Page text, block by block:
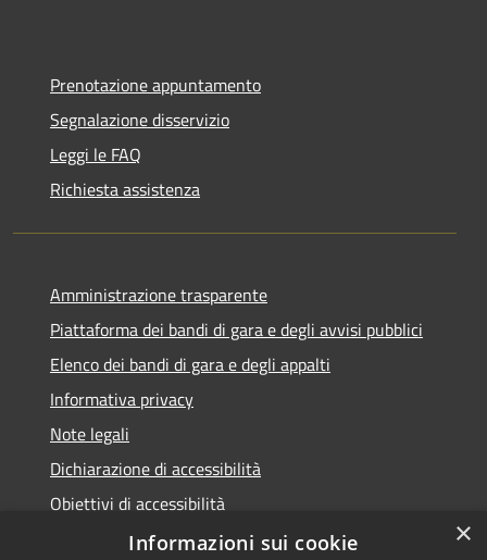
Prenotazione appuntamento
Segnalazione disservizio
Leggi le FAQ
Richiesta assistenza
Amministrazione trasparente
Piattaforma dei bandi di gara e degli avvisi pubblici
Elenco dei bandi di gara e degli appalti
Informativa privacy
Note legali
Dichiarazione di accessibilità
Obiettivi di accessibilità
×
Informazioni sui cookie